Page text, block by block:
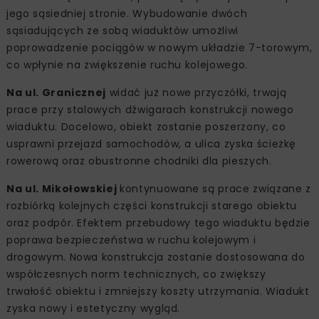
jego sąsiedniej stronie. Wybudowanie dwóch
sąsiadujących ze sobą wiaduktów umożliwi
poprowadzenie pociągów w nowym układzie 7-torowym,
co wpłynie na zwiększenie ruchu kolejowego.
Na ul. Granicznej widać już nowe przyczółki, trwają
prace przy stalowych dźwigarach konstrukcji nowego
wiaduktu. Docelowo, obiekt zostanie poszerzony, co
usprawni przejazd samochodów, a ulica zyska ścieżkę
rowerową oraz obustronne chodniki dla pieszych.
Na ul. Mikołowskiej kontynuowane są prace związane z
rozbiórką kolejnych części konstrukcji starego obiektu
oraz podpór. Efektem przebudowy tego wiaduktu będzie
poprawa bezpieczeństwa w ruchu kolejowym i
drogowym. Nowa konstrukcja zostanie dostosowana do
współczesnych norm technicznych, co zwiększy
trwałość obiektu i zmniejszy koszty utrzymania. Wiadukt
zyska nowy i estetyczny wygląd.